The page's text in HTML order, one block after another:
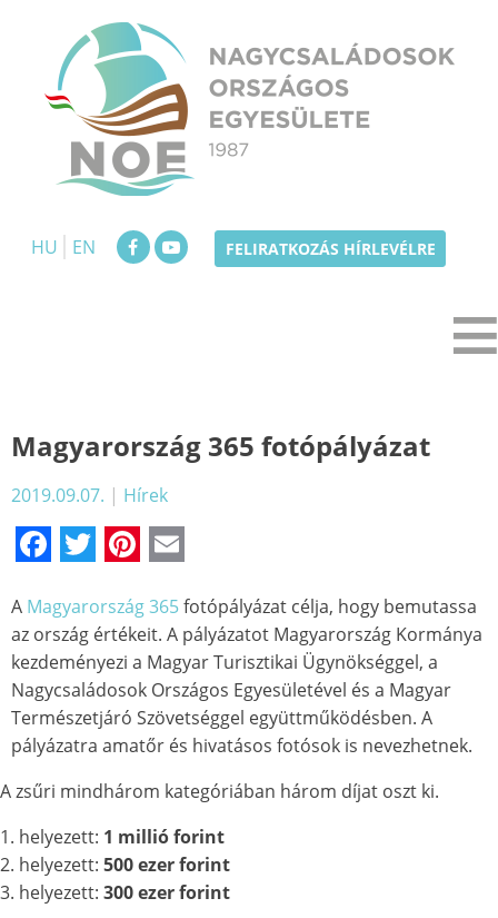
content
HU
EN FELIRATKOZÁS HÍRLEVÉLRE
Magyarország 365 fotópályázat
2019.09.07. | Hírek
Facebook
TwitterPinterest
A Magyarország 365fotópályázat célja, hogy bemutassa
az ország értékeit. A pályázatot Magyarország Kormánya
kezdeményezi a Magyar Turisztikai Ügynökséggel, a
Nagycsaládosok Országos Egyesületével és a Magyar
Természetjáró Szövetséggel együttműködésben. A
pályázatra amatőr és hivatásos fotósok is nevezhetnek.
A zsűri mindhárom kategóriában három díjat oszt ki.
1. helyezett: 1 millió forint
2. helyezett: 500 ezer forint
3. helyezett: 300 ezer forint